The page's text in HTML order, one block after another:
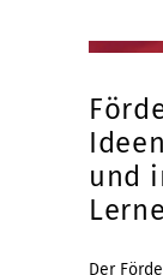
und
Der